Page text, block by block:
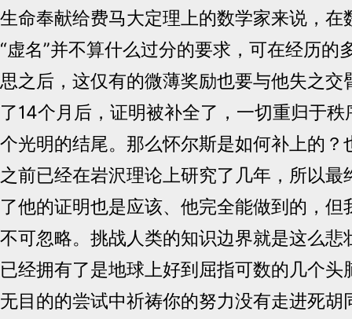
生命奉献给费马大定理上的数学家来说，在
“虚名”并不算什么过分的要求，可在经历的
思之后，这仅有的微薄奖励也要与他失之交
了14个月后，证明被补全了，一切重归于
个光明的结尾。那么怀尔斯是如何补上的？
之前已经在岩沢理论上研究了几年，所以最
了他的证明也是应该、他完全能做到的，但
不可忽略。挑战人类的知识边界就是这么悲
已经拥有了是地球上好到屈指可数的几个头
无目的的尝试中祈祷你的努力没有走进死胡